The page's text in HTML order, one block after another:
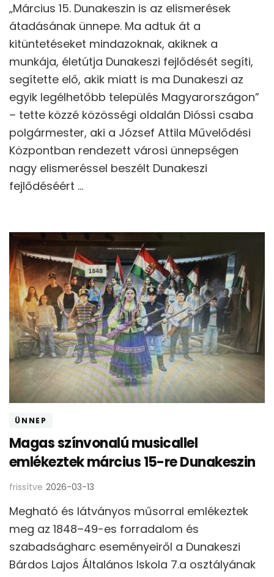
„Március 15. Dunakeszin is az elismerések
átadásának ünnepe. Ma adtuk át a
kitüntetéseket mindazoknak, akiknek a
munkája, életútja Dunakeszi fejlődését segíti,
segítette elő, akik miatt is ma Dunakeszi az
egyik legélhetőbb település Magyarországon”
– tette közzé közösségi oldalán Dióssi csaba
polgármester, aki a József Attila Művelődési
Központban rendezett városi ünnepségen
nagy elismeréssel beszélt Dunakeszi
fejlődéséért …
ÜNNEP
Magas színvonalú musicallel
emlékeztek március 15-re Dunakeszin
frissítve 2026-03-13
Megható és látványos műsorral emlékeztek
meg az 1848–49-es forradalom és
szabadságharc eseményeiről a Dunakeszi
Bárdos Lajos Általános Iskola 7.a osztályának